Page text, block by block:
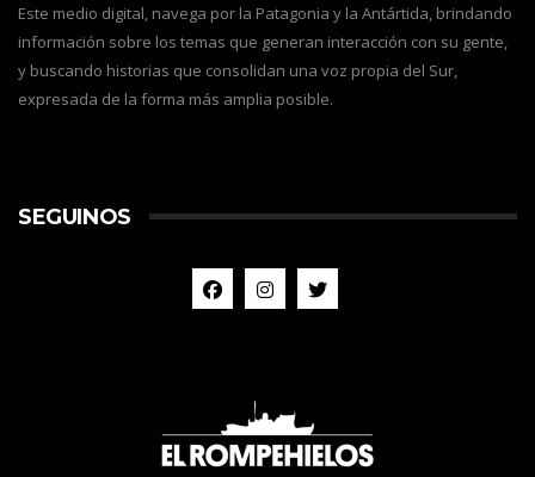
Este medio digital, navega por la Patagonia y la Antártida, brindando
información sobre los temas que generan interacción con su gente,
y buscando historias que consolidan una voz propia del Sur,
expresada de la forma más amplia posible.
SEGUINOS